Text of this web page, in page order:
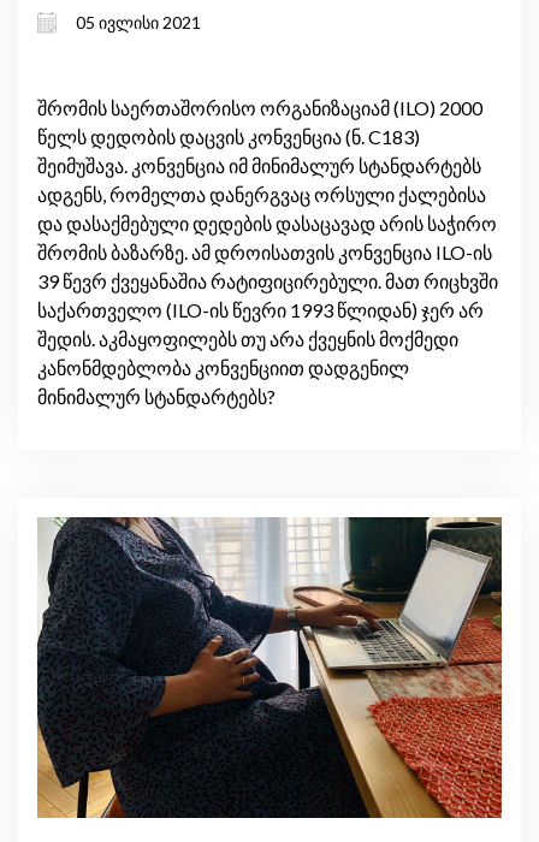
საუკეთესო?
05 ივლისი 2021
შრომის საერთაშორისო ორგანიზაციამ (ILO) 2000
წელს დედობის დაცვის კონვენცია (ნ. C183)
შეიმუშავა. კონვენცია იმ მინიმალურ სტანდარტებს
ადგენს, რომელთა დანერგვაც ორსული ქალებისა
და დასაქმებული დედების დასაცავად არის საჭირო
შრომის ბაზარზე. ამ დროისათვის კონვენცია ILO-ის
39 წევრ ქვეყანაშია რატიფიცირებული. მათ რიცხვში
საქართველო (ILO-ის წევრი 1993 წლიდან) ჯერ არ
შედის. აკმაყოფილებს თუ არა ქვეყნის მოქმედი
კანონმდებლობა კონვენციით დადგენილ
მინიმალურ სტანდარტებს?